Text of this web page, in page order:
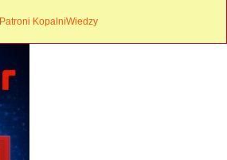
Patroni KopalniWiedzy